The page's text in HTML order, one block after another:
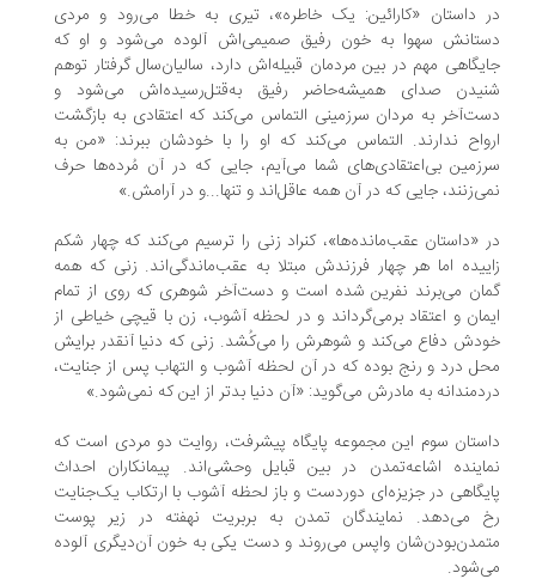
داستان «کارائین: یک خاطره»، تیری به خطا می‌رود و مردی
سهوا به خون رفیق صمیمی‌اش آلوده می‌شود و او که
مهم در بین مردمان قبیله‌اش دارد، سالیان‌سال گرفتار توهم
صدای همیشه‌حاضر رفیق به‌قتل‌رسیده‌اش می‌شود و
به مردان سرزمینی التماس می‌کند که اعتقادی به بازگشت
ندارند. التماس می‌کند که او را با خودشان ببرند: «من به
بی‌اعتقادی‌های شما می‌آیم، جایی که در آن مُرده‌ها حرف
جایی که در آن همه عاقل‌اند و تنها...و در آرامش.»
«داستان عقب‌مانده‌ها»، کنراد زنی را ترسیم می‌کند که چهار شکم
اما هر چهار فرزندش مبتلا به عقب‌ماندگی‌اند. زنی که همه
می‌برند نفرین شده است و دست‌آخر شوهری که روی از تمام
و اعتقاد برمی‌گرداند و در لحظه‌ آشوب، زن با قیچی خیاطی از
دفاع می‌کند و شوهرش را می‌کُشد. زنی که دنیا آنقدر برایش
درد و رنج بوده که در آن لحظه آشوب و التهاب پس از جنایت،
به مادرش می‌گوید: «آن دنیا بدتر از این که نمی‌شود.»
سوم این مجموعه پایگاه پیشرفت، روایت دو مردی است که
اشاعه‌تمدن در بین قبایل وحشی‌اند. پیمانکاران احداث
در جزیزه‌ای دوردست و باز لحظه‌ آشوب با ارتکاب یک‌جنایت
می‌دهد. نمایندگان تمدن به بربریت نهفته در زیر پوست
واپس می‌روند و دست یکی به خون آن‌دیگری آلوده